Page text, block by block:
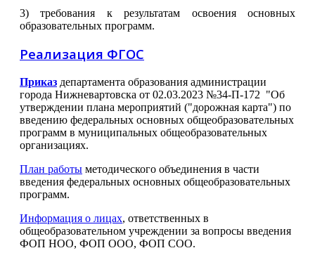
3) требования к результатам освоения основных
образовательных программ.
Реализация ФГОС
Приказ департамента образования администрации
города Нижневартовска от 02.03.2023 №34-П-172 "Об
утверждении плана мероприятий ("дорожная карта") по
введению федеральных основных общеобразовательных
программ в муниципальных общеобразовательных
организациях.
План работы методического объединения в части
введения федеральных основных общеобразовательных
программ.
Информация о лицах, ответственных в
общеобразовательном учреждении за вопросы введения
ФОП НОО, ФОП ООО, ФОП СОО.